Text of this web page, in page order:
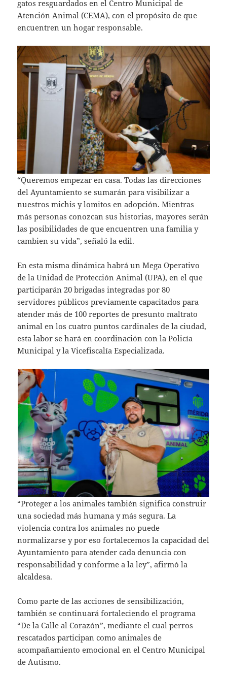
gatos resguardados en el Centro Municipal de
Atención Animal (CEMA), con el propósito de que
encuentren un hogar responsable.
“Queremos empezar en casa. Todas las direcciones
del Ayuntamiento se sumarán para visibilizar a
nuestros michis y lomitos en adopción. Mientras
más personas conozcan sus historias, mayores serán
las posibilidades de que encuentren una familia y
cambien su vida”, señaló la edil.
En esta misma dinámica habrá un Mega Operativo
de la Unidad de Protección Animal (UPA), en el que
participarán 20 brigadas integradas por 80
servidores públicos previamente capacitados para
atender más de 100 reportes de presunto maltrato
animal en los cuatro puntos cardinales de la ciudad,
esta labor se hará en coordinación con la Policía
Municipal y la Vicefiscalía Especializada.
“Proteger a los animales también significa construir
una sociedad más humana y más segura. La
violencia contra los animales no puede
normalizarse y por eso fortalecemos la capacidad del
Ayuntamiento para atender cada denuncia con
responsabilidad y conforme a la ley”, afirmó la
alcaldesa.
Como parte de las acciones de sensibilización,
también se continuará fortaleciendo el programa
“De la Calle al Corazón”, mediante el cual perros
rescatados participan como animales de
acompañamiento emocional en el Centro Municipal
de Autismo.